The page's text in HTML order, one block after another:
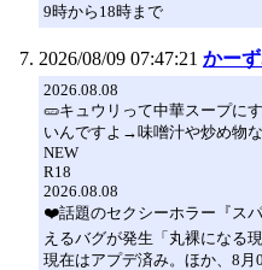
9時から18時まで
2026/08/09 07:47:21 かー
2026.08.08
🥒キュウリって中華スープに
いんですよ→味噌汁や炒め物
NEW
R18
2026.08.08
❤️話題のセクシーホラー『ス
えるバグが発生「丸裸になる
現在はアプデ済み。ほか、8月